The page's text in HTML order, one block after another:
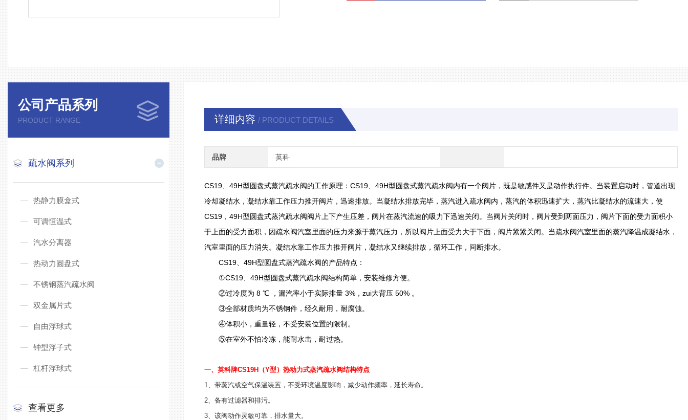
公司产品系列
PRODUCT RANGE
疏水阀系列
热静力膜盒式
可调恒温式
汽水分离器
热动力圆盘式
不锈钢蒸汽疏水阀
双金属片式
自由浮球式
钟型浮子式
杠杆浮球式
查看更多
详细内容 / PRODUCT DETAILS
品牌 英科
CS19、49H型圆盘式蒸汽疏水阀的工作原理：CS19、49H型圆盘式蒸汽疏水阀内有一个阀片，既是敏感件又是动作执行件。当装置启动时，管道出现
冷却凝结水，凝结水靠工作压力推开阀片，迅速排放。当凝结水排放完毕，蒸汽进入疏水阀内，蒸汽的体积迅速扩大，蒸汽比凝结水的流速大，使
CS19，49H型圆盘式蒸汽疏水阀阀片上下产生压差，阀片在蒸汽流速的吸力下迅速关闭。当阀片关闭时，阀片受到两面压力，阀片下面的受力面积小
于上面的受力面积，因疏水阀汽室里面的压力来源于蒸汽压力，所以阀片上面受力大于下面，阀片紧紧关闭。当疏水阀汽室里面的蒸汽降温成凝结水，
汽室里面的压力消失。凝结水靠工作压力推开阀片，凝结水又继续排放，循环工作，间断排水。
CS19、49H型圆盘式蒸汽疏水阀的产品特点：
①CS19、49H型圆盘式蒸汽疏水阀结构简单，安装维修方便。
②过冷度为 8 ℃ ，漏汽率小于实际排量 3%，zui大背压 50% 。
③全部材质均为不锈钢件，经久耐用，耐腐蚀。
④体积小，重量轻，不受安装位置的限制。
⑤在室外不怕冷冻，能耐水击，耐过热。
一、英科牌CS19H（Y型）热动力式蒸汽疏水阀结构特点
1、带蒸汽或空气保温装置，不受环境温度影响，减少动作频率，延长寿命。
2、备有过滤器和排污。
3、该阀动作灵敏可靠，排水量大。